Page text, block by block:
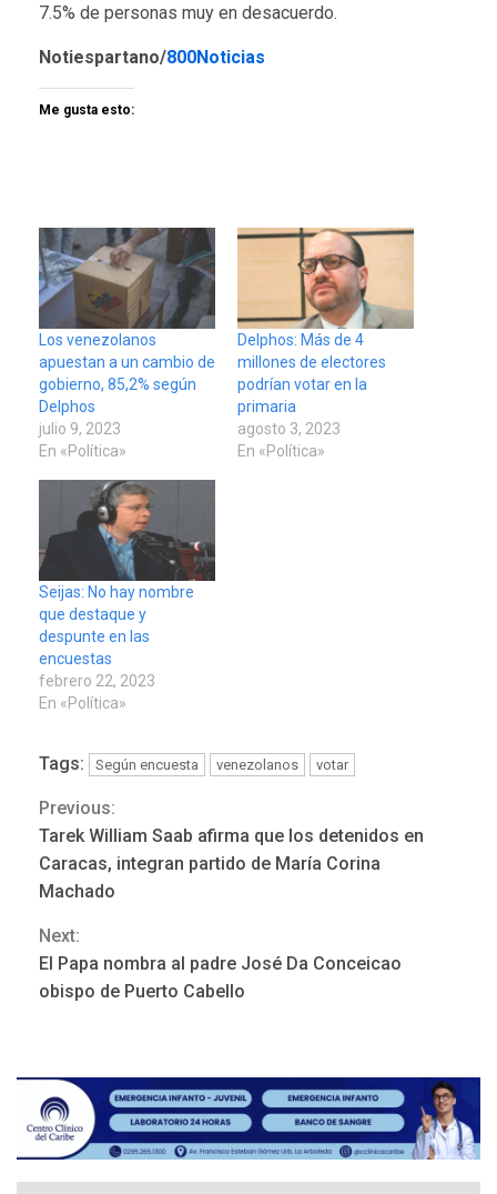
7.5% de personas muy en desacuerdo.
Notiespartano/800Noticias
Me gusta esto:
Los venezolanos
apuestan a un cambio de
gobierno, 85,2% según
Delphos
julio 9, 2023
En «Política»
Delphos: Más de 4
millones de electores
podrían votar en la
primaria
agosto 3, 2023
En «Política»
Seijas: No hay nombre
que destaque y
despunte en las
encuestas
febrero 22, 2023
En «Política»
Tags: Según encuesta venezolanos votar
Continue
Reading
Previous:
Tarek William Saab afirma que los detenidos en
Caracas, integran partido de María Corina
Machado
Next:
El Papa nombra al padre José Da Conceicao
obispo de Puerto Cabello
ÚLTIMA HORA
Hutíes de Yemen dicen que
REGIONALES ÚLTIMA HORA
Instituciones estadales se
suman al Plan Agosto de
Escuelas Abiertas 2026